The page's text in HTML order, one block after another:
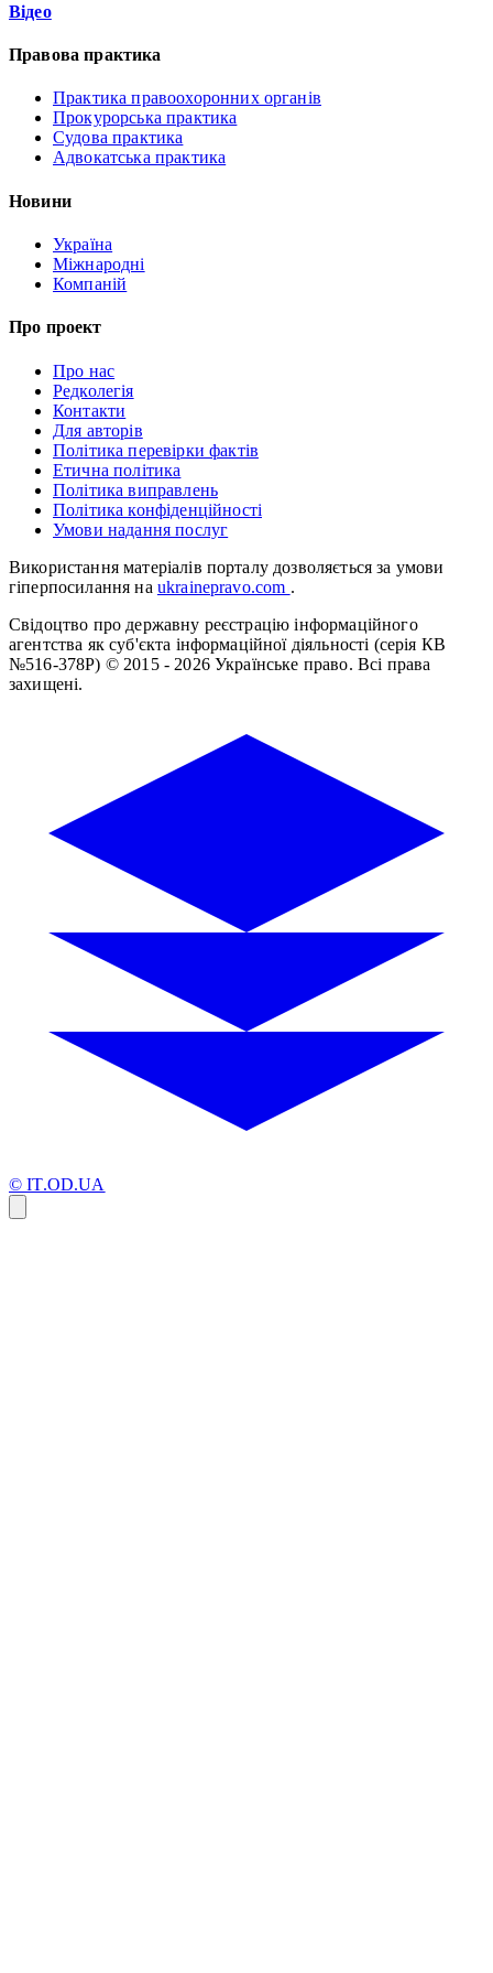
Відео
Правова практика
Практика правоохоронних органів
Прокурорська практика
Судова практика
Адвокатська практика
Новини
Україна
Міжнародні
Компаній
Про проект
Про нас
Редколегія
Контакти
Для авторів
Політика перевірки фактів
Етична політика
Політика виправлень
Політика конфіденційності
Умови надання послуг
Використання матеріалів порталу дозволяється за умови
гіперпосилання на ukrainepravo.com .
Свідоцтво про державну реєстрацію інформаційного
агентства як суб'єкта інформаційної діяльності (серія КВ
№516-378Р) © 2015 - 2026 Українське право. Всі права
захищені.
© IT.OD.UA